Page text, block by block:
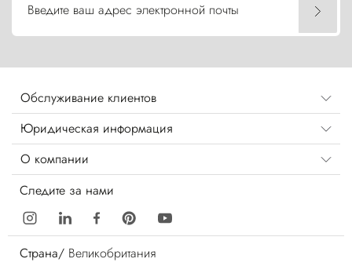
Введите ваш адрес электронной почты
Обслуживание клиентов
Юридическая информация
О компании
Следите за нами
Страна/ Великобритания